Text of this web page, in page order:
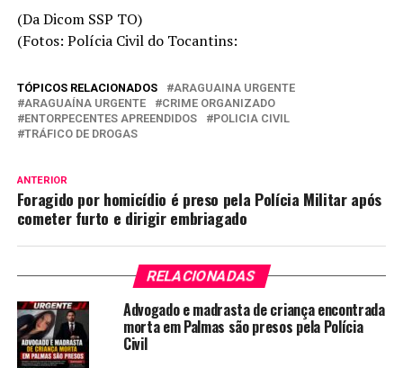
(Da Dicom SSP TO)
(Fotos: Polícia Civil do Tocantins:
TÓPICOS RELACIONADOS
ARAGUAINA URGENTE
ARAGUAÍNA URGENTE
CRIME ORGANIZADO
ENTORPECENTES APREENDIDOS
POLICIA CIVIL
TRÁFICO DE DROGAS
ANTERIOR
Foragido por homicídio é preso pela Polícia Militar após
cometer furto e dirigir embriagado
RELACIONADAS
Advogado e madrasta de criança encontrada
morta em Palmas são presos pela Polícia
Civil